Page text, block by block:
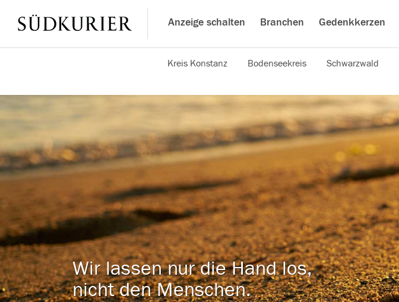
Anzeige schalten Branchen Gedenkkerzen
Kreis Konstanz Bodenseekreis Schwarzwald
Wir lassen nur die Hand los,
nicht den Menschen.